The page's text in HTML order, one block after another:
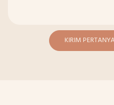
KIRIM